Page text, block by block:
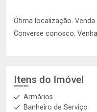
Ótima localização.
Converse conosco.
Itens do Imóvel
Armários
Banheiro de Serviço